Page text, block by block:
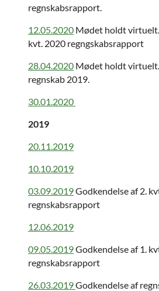
regnskabsrapport.
12.05.2020 Mødet holdt virtuelt.
kvt. 2020 regngskabsrapport
28.04.2020 Mødet holdt
regnskab 2019.
30.01.2020
2019
20.11.2019
10.10.2019
03.09.2019Godkendelse af 2.
regnskabsrapport
12.06.2019
09.05.2019Godkendelse af 1.
regnskabsrapport
26.03.2019Godkendelse af